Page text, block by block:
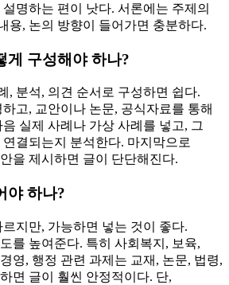
명하는 편이 낫다. 서론에는 주제의
용, 논의 방향이 들어가면 충분하다.
게 구성해야 하나?
, 분석, 의견 순서로 구성하면 쉽다.
고, 교안이나 논문, 공식자료를 통해
실제 사례나 가상 사례를 넣고, 그
결되는지 분석한다. 마지막으로
을 제시하면 글이 단단해진다.
야 하나?
지만, 가능하면 넣는 것이 좋다.
를 높여준다. 특히 사회복지, 보육,
영, 행정 관련 과제는 교재, 논문, 법령,
면 글이 훨씬 안정적이다. 단,